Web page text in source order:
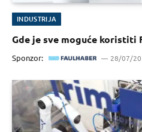
INDUSTRIJA
Gde je sve moguće koristiti
Sponzor: 28/07/